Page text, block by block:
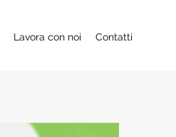
Lavora con noi Contatti